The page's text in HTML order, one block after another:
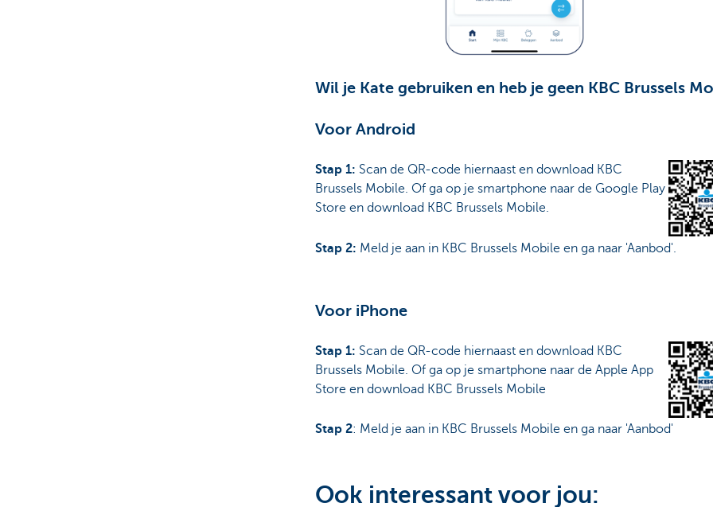
Wil je Kate gebruiken en heb je geen KBC Brussels
Voor Android
Stap 1: Scan de QR-code hiernaast en download KBC
Brussels Mobile. Of ga op je smartphone naar de Google Play
Store en download KBC Brussels Mobile.
Stap 2: Meld je aan in KBC Brussels Mobile en ga naar 'Aanbod'.
Voor iPhone
Stap 1: Scan de QR-code hiernaast en download KBC
Brussels Mobile. Of ga op je smartphone naar de Apple App
Store en download KBC Brussels Mobile
Stap 2: Meld je aan in KBC Brussels Mobile en ga naar 'Aanbod'
Ook interessant voor jou: